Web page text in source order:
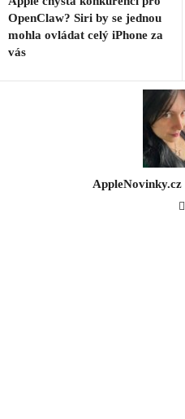
OpenClaw? Siri by se jednou
mohla ovládat celý iPhone za
vás